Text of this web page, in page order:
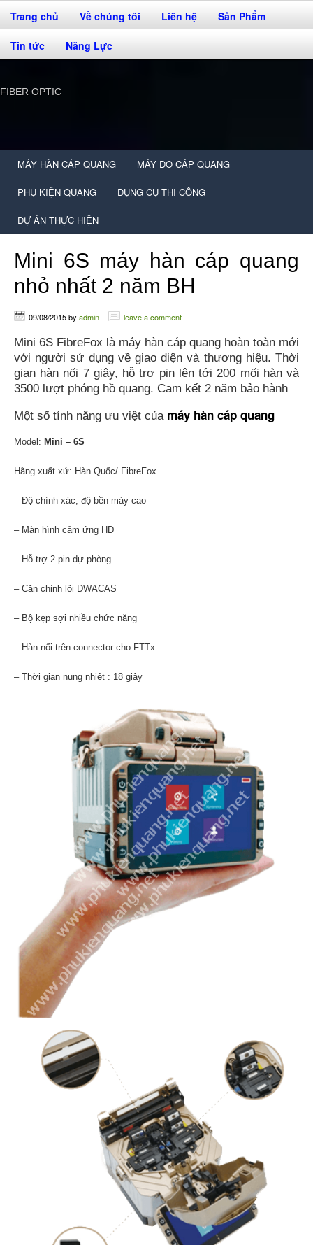
Trang chủ Về chúng tôi Liên hệ Sản Phẩm
Tin tức Năng Lực
FIBER OPTIC
MÁY HÀN CÁP QUANG MÁY ĐO CÁP QUANG
PHỤ KIỆN QUANG DỤNG CỤ THI CÔNG
DỰ ÁN THỰC HIỆN
Mini 6S máy hàn cáp quang
nhỏ nhất 2 năm BH
09/08/2015by admin leave a comment
Mini 6S FibreFox là máy hàn cáp quang hoàn toàn mới
với người sử dụng về giao diện và thương hiệu. Thời
gian hàn nối 7 giây, hỗ trợ pin lên tới 200 mối hàn và
3500 lượt phóng hồ quang. Cam kết 2 năm bảo hành
Một số tính năng ưu việt của máy hàn cáp quang
Model: Mini – 6S
Hãng xuất xứ: Hàn Quốc/ FibreFox
– Độ chính xác, độ bền máy cao
– Màn hình cảm ứng HD
– Hỗ trợ 2 pin dự phòng
– Căn chỉnh lõi DWACAS
– Bộ kẹp sợi nhiều chức năng
– Hàn nối trên connector cho FTTx
– Thời gian nung nhiệt : 18 giây